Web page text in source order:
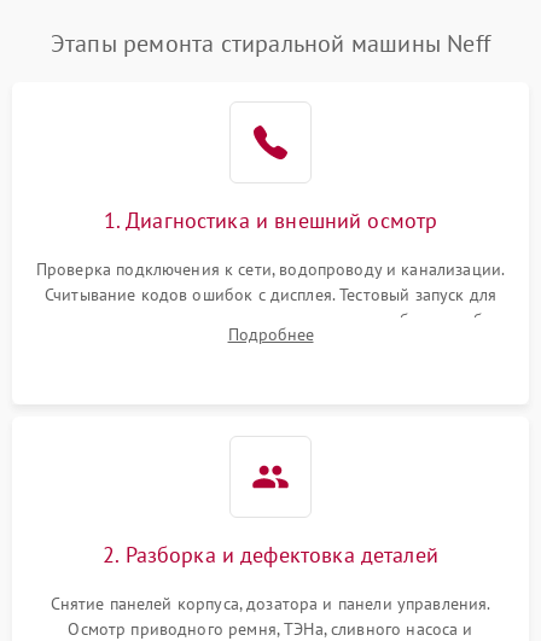
Этапы ремонта стиральной машины Neff
1. Диагностика и внешний осмотр
Проверка подключения к сети, водопроводу и канализации.
Считывание кодов ошибок с дисплея. Тестовый запуск для
выявления посторонних шумов, протечек или сбоев в работе
электронного модуля управления.
Подробнее
2. Разборка и дефектовка деталей
Снятие панелей корпуса, дозатора и панели управления.
Осмотр приводного ремня, ТЭНа, сливного насоса и